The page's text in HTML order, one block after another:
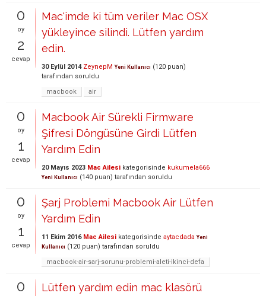
0
oy
2
cevap
Mac'imde ki tüm veriler Mac OSX
yükleyince silindi. Lütfen yardım
edin.
30 Eylül 2014 ZeynepM Yeni Kullanıcı (120 puan)
tarafından soruldu
macbook
air
0
oy
1
cevap
Macbook Air Sürekli Firmware
Şifresi Döngüsüne Girdi Lütfen
Yardım Edin
20 Mayıs 2023 Mac Ailesi kategorisinde kukumela666
Yeni Kullanıcı (140 puan) tarafından soruldu
0
oy
1
cevap
Şarj Problemi Macbook Air Lütfen
Yardım Edin
11 Ekim 2016 Mac Ailesi kategorisinde aytacdada Yeni
Kullanıcı (120 puan) tarafından soruldu
macbook-air-sarj-sorunu-problemi-aleti-ikinci-defa
0
Lütfen yardım edin mac klasörü